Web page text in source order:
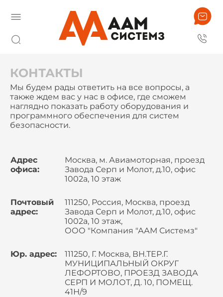
КОНТАКТЫ
Мы будем рады ответить на все вопросы, а
также ждем вас у нас в офисе, где сможем
наглядно показать работу оборудования и
программного обеспечения для систем
безопасности.
Адрес
офиса:
Москва, м. Авиамоторная, проезд
Завода Серп и Молот, д.10, офис
1002а, 10 этаж
Почтовый
адрес:
111250, Россия, Москва, проезд
Завода Серп и Молот, д.10, офис
1002а, 10 этаж,
ООО "Компания "ААМ Системз"
Юр. адрес:
111250, Г. Москва, ВН.ТЕР.Г.
МУНИЦИПАЛЬНЫЙ ОКРУГ
ЛЕФОРТОВО, ПРОЕЗД ЗАВОДА
СЕРП И МОЛОТ, Д. 10, ПОМЕЩ.
41Н/9